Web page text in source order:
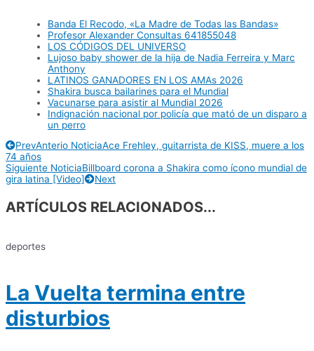
Banda El Recodo, «La Madre de Todas las Bandas»
Profesor Alexander Consultas 641855048
LOS CÓDIGOS DEL UNIVERSO
Lujoso baby shower de la hija de Nadia Ferreira y Marc
Anthony
LATINOS GANADORES EN LOS AMAs 2026
Shakira busca bailarines para el Mundial
Vacunarse para asistir al Mundial 2026
Indignación nacional por policía que mató de un disparo a
un perro
PrevAnterio NoticiaAce Frehley, guitarrista de KISS, muere a los
74 años
Siguiente NoticiaBillboard corona a Shakira como ícono mundial de
gira latina [Video]
Next
ARTÍCULOS RELACIONADOS...
deportes
La Vuelta termina entre
disturbios